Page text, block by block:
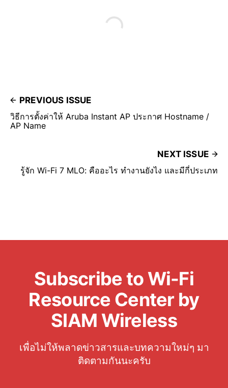
PREVIOUS ISSUE
วิธีการตั้งค่าให้ Aruba Instant AP ประกาศ Hostname /
AP Name
NEXT ISSUE
รู้จัก Wi-Fi 7 MLO: คืออะไร ทำงานยังไง และมีกี่ประเภท
Subscribe to Wi-Fi
Resource Center by
SIAM Wireless
เพื่อไม่ให้พลาดข่าวสารและบทความใหม่ๆ มา
ติดตามกันนะครับ